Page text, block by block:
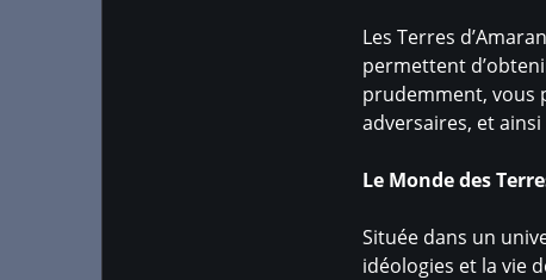
Les Terres
permettent
prudemment, vous
adversaires, et
Le Monde des
Située dans un
idéologies et la vie